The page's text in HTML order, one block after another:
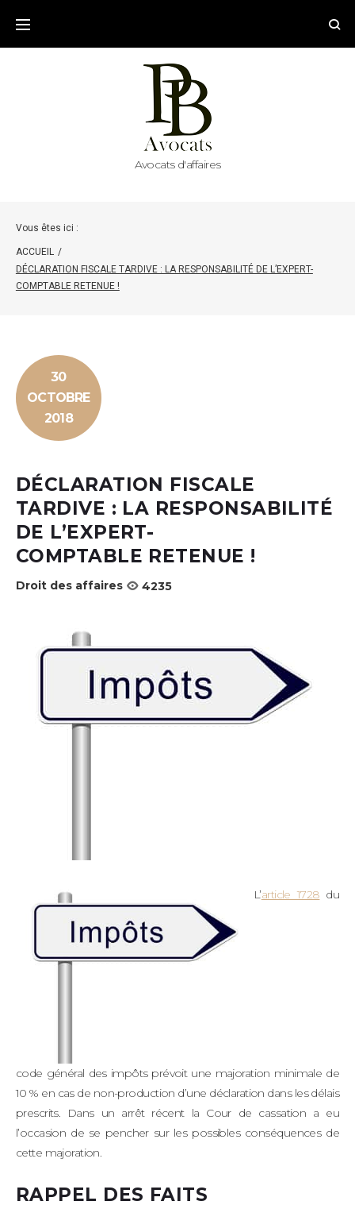
content
Avocats d'affaires
Vous êtes ici :
ACCUEIL /
DÉCLARATION FISCALE TARDIVE : LA RESPONSABILITÉ DE L’EXPERT-
COMPTABLE RETENUE !
30
OCTOBRE
2018
DÉCLARATION FISCALE
TARDIVE : LA RESPONSABILITÉ
DE L’EXPERT-
COMPTABLE RETENUE !
Droit des affaires 4235
L’article 1728 du
code général des impôts prévoit une majoration minimale de
10 % en cas de non-production d’une déclaration dans les délais
prescrits. Dans un arrêt récent la Cour de cassation a eu
l’occasion de se pencher sur les possibles conséquences de
cette majoration.
RAPPEL DES FAITS